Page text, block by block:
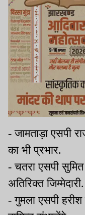
- जामताड़ा एसपी
का भी प्रभार.
- चतरा एसपी
अतिरिक्त जिम्मेदारी.
- गुमला एसपी